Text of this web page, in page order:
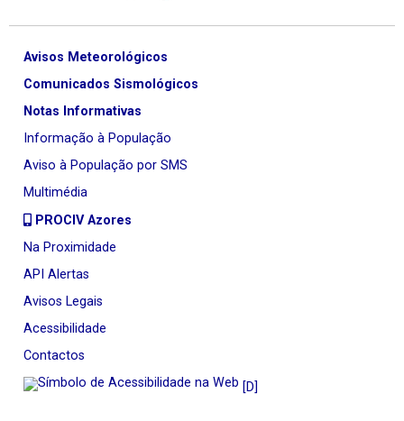
Avisos Meteorológicos
Comunicados Sismológicos
Notas Informativas
Informação à População
Aviso à População por SMS
Multimédia
PROCIV Azores
Na Proximidade
API Alertas
Avisos Legais
Acessibilidade
Contactos
[D]